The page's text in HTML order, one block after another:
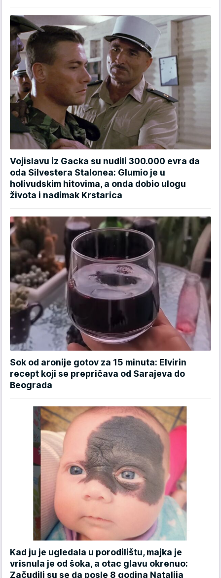
Vojislavu iz Gacka su nudili 300.000 evra da
oda Silvestera Stalonea: Glumio je u
holivudskim hitovima, a onda dobio ulogu
života i nadimak Krstarica
Sok od aronije gotov za 15 minuta: Elvirin
recept koji se prepričava od Sarajeva do
Beograda
Kad ju je ugledala u porodilištu, majka je
vrisnula je od šoka, a otac glavu okrenuo:
Začudili su se da posle 8 godina Natalija